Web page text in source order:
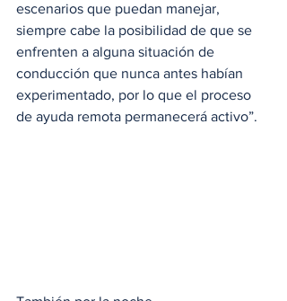
escenarios que puedan manejar,
siempre cabe la posibilidad de que se
enfrenten a alguna situación de
conducción que nunca antes habían
experimentado, por lo que el proceso
de ayuda remota permanecerá activo”.